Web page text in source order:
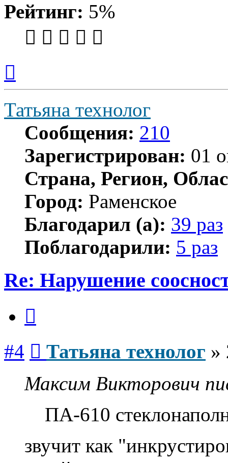
Рейтинг: 5%
началу
Татьяна технолог
Сообщения: 210
Зарегистрирован: 01
Страна, Регион,
Город: Раменское
Благодарил (а): 39 раз
Поблагодарили: 5 раз
Re: Нарушение
#4 Татьяна технолог »
Максим Викторович
ПА-610
звучит как